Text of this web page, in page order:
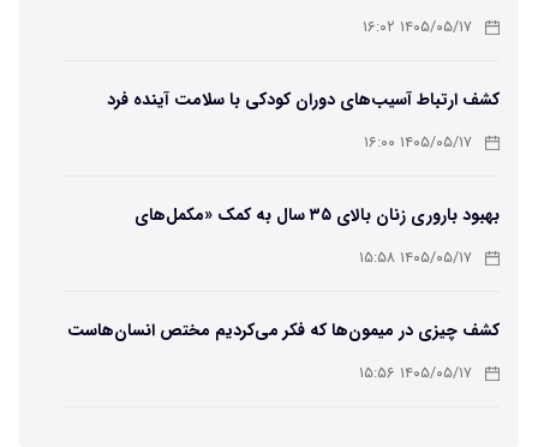
۱۴۰۵/۰۵/۱۷ ۱۶:۰۲
کشف ارتباط آسیب‌های دوران کودکی با سلامت آینده فرد
۱۴۰۵/۰۵/۱۷ ۱۶:۰۰
بهبود باروری زنان بالای ۳۵ سال به کمک «مکمل‌های
باکتریایی»
۱۴۰۵/۰۵/۱۷ ۱۵:۵۸
کشف چیزی در میمون‌ها که فکر می‌کردیم مختص انسان‌هاست
۱۴۰۵/۰۵/۱۷ ۱۵:۵۶